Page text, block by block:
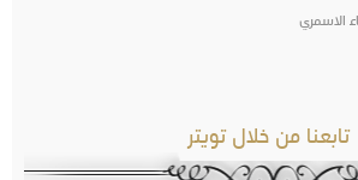
الاسمري
تابعنا من خلال تويتر